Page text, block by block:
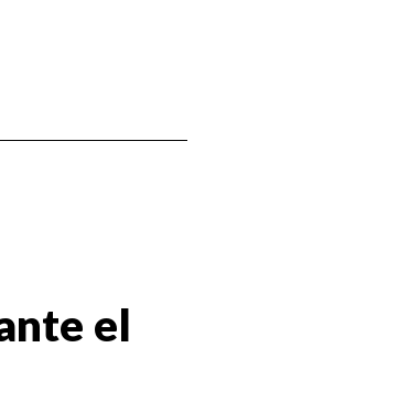
el